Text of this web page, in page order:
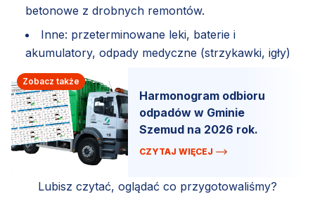
betonowe z drobnych remontów.
Inne: przeterminowane leki, baterie i
akumulatory, odpady medyczne (strzykawki, igły)
Zobacz także
Harmonogram odbioru
odpadów w Gminie
Szemud na 2026 rok.
CZYTAJ WIĘCEJ
Lubisz czytać, oglądać co przygotowaliśmy?